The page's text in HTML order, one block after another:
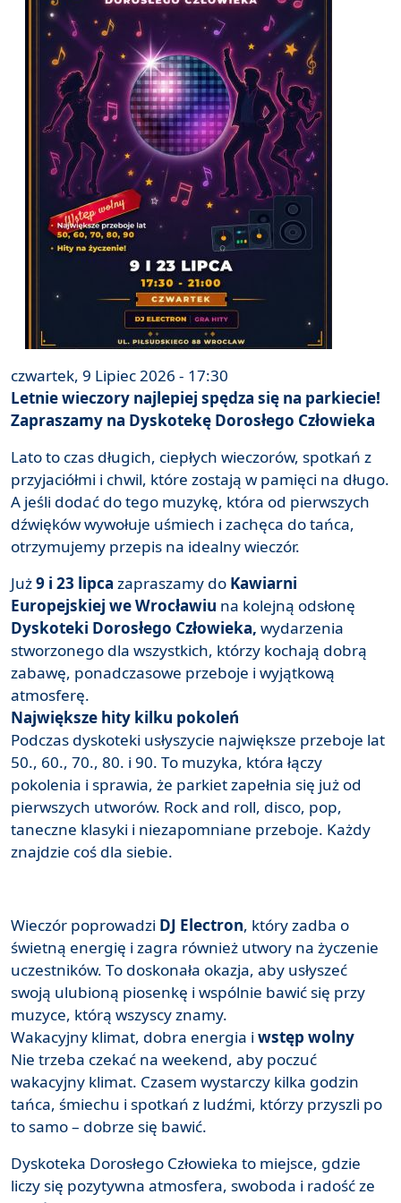
czwartek, 9 Lipiec 2026 - 17:30
Letnie wieczory najlepiej spędza się na parkiecie!
Zapraszamy na Dyskotekę Dorosłego Człowieka
Lato to czas długich, ciepłych wieczorów, spotkań z
przyjaciółmi i chwil, które zostają w pamięci na długo.
A jeśli dodać do tego muzykę, która od pierwszych
dźwięków wywołuje uśmiech i zachęca do tańca,
otrzymujemy przepis na idealny wieczór.
Już9 i 23 lipca zapraszamy do Kawiarni
Europejskiej we Wrocławiu na kolejną odsłonę
Dyskoteki Dorosłego Człowieka, wydarzenia
stworzonego dla wszystkich, którzy kochają dobrą
zabawę, ponadczasowe przeboje i wyjątkową
atmosferę.
Największe hity kilku pokoleń
Podczas dyskoteki usłyszycie największe przeboje lat
50., 60., 70., 80. i 90. To muzyka, która łączy
pokolenia i sprawia, że parkiet zapełnia się już od
pierwszych utworów. Rock and roll, disco, pop,
taneczne klasyki i niezapomniane przeboje. Każdy
znajdzie coś dla siebie.
Wieczór poprowadzi DJ Electron, który zadba o
świetną energię i zagra również utwory na życzenie
uczestników. To doskonała okazja, aby usłyszeć
swoją ulubioną piosenkę i wspólnie bawić się przy
muzyce, którą wszyscy znamy.
Wakacyjny klimat, dobra energia i wstęp wolny
Nie trzeba czekać na weekend, aby poczuć
wakacyjny klimat. Czasem wystarczy kilka godzin
tańca, śmiechu i spotkań z ludźmi, którzy przyszli po
to samo – dobrze się bawić.
Dyskoteka Dorosłego Człowieka to miejsce, gdzie
liczy się pozytywna atmosfera, swoboda i radość ze